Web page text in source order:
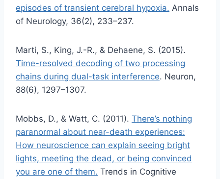
episodes of transient cerebral hypoxia. Annals
of Neurology, 36(2), 233–237.
Marti, S., King, J.-R., & Dehaene, S. (2015).
Time-resolved decoding of two processing
chains during dual-task interference. Neuron,
88(6), 1297–1307.
Mobbs, D., & Watt, C. (2011). There’s nothing
paranormal about near-death experiences:
How neuroscience can explain seeing bright
lights, meeting the dead, or being convinced
you are one of them. Trends in Cognitive